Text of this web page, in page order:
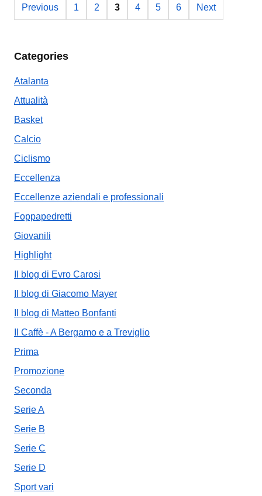
Previous 1 2 3 4 5 6 Next
Categories
Atalanta
Attualità
Basket
Calcio
Ciclismo
Eccellenza
Eccellenze aziendali e professionali
Foppapedretti
Giovanili
Highlight
Il blog di Evro Carosi
Il blog di Giacomo Mayer
Il blog di Matteo Bonfanti
Il Caffè - A Bergamo e a Treviglio
Prima
Promozione
Seconda
Serie A
Serie B
Serie C
Serie D
Sport vari